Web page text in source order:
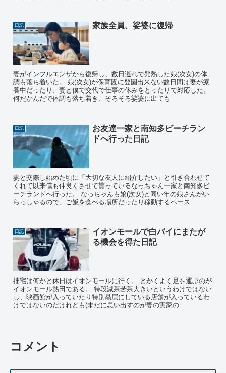
日記 家族全員、娑婆に復帰
妻がインフルエンザから復帰し、数日遅れで発熱した娘(次女)の体
調も落ち着いた。 娘(次女)が保育園に登園出来ない数日間は妻が療
養中だったり、妻と僕で交代で仕事の休みをとったりで対応した。
何だかんだで体調も落ち着き、そろそろ娑婆に出ても
日記
お友達一家と南知多ビーチラン
ドへ行った日記
妻と交際し始めた頃に「大切な友人に紹介したい」と引き合わせて
くれて以来僕も仲良くさせて貰っているなっちゃん一家と南知多ビ
ーチランドへ行った。 なっちゃんも娘(次女)と同い年の娘さんがい
らっしゃるので、ご飯を食べる場所だったり移動するペース
日記
イオンモールで白バイにまたが
る機会を得た日記
拙宅は何かと休日はイオンモールに行く。 とかくよく足を運ぶのが
イオンモール熱田である。 特段滅茶苦茶大きいというわけではない
し、映画館が入っていたり特別贔屓にしている店舗が入っているわ
けではないのだけれども(未だに思い出すのが妻の実家の
コメント